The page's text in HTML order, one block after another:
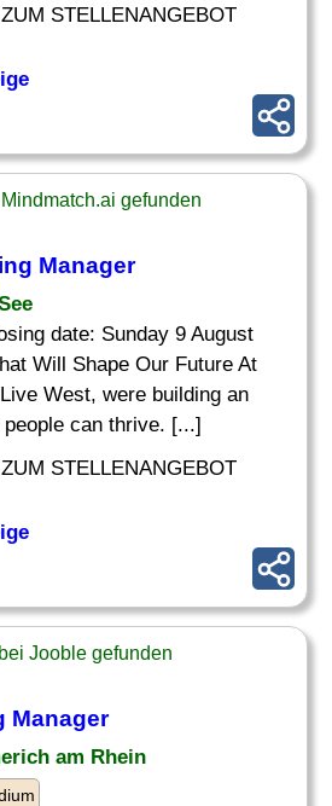
STELLENANGEBOT
gefunden
Manager
date: Sunday 9 August
Will Shape Our Future At
West, were building an
can thrive. [...]
STELLENANGEBOT
Jooble gefunden
Manager
am Rhein